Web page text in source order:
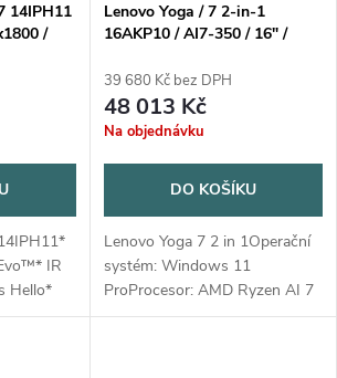
14IPH11
/
Site
IR
Hello*
test
Lenovo Yoga / 7 2-in-1
16AKP10 / AI7-350 / 16" /
1TB / AMD int / W11P /
Seashell / 3R On-Site
39 680 Kč bez DPH
48 013 Kč
Na objednávku
DO KOŠÍKU
Lenovo Yoga 7 2 in 1Operační
systém: Windows 11
ProProcesor: AMD Ryzen AI 7
350 (8C/16T, 2/5GHz, 8MB